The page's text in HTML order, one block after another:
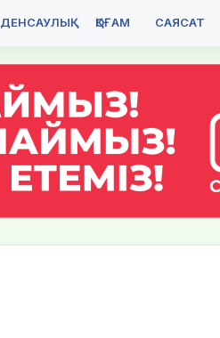
ДЕНСАУЛЫҚ ҚОҒАМ САЯСАТ